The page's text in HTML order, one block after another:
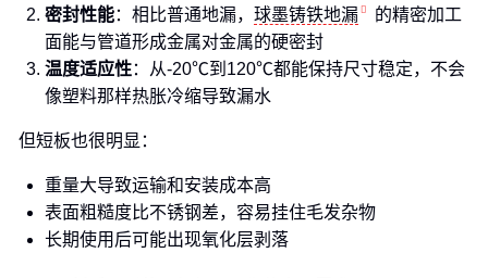
密封性能：相比普通地漏， 球墨铸铁地漏
的精密加工
面能与管道形成金属对金属的硬密封
温度适应性：从-20℃到120℃都能保持尺寸稳定，不会
像塑料那样热胀冷缩导致漏水
但短板也很明显：
重量大导致运输和安装成本高
表面粗糙度比不锈钢差，容易挂住毛发杂物
长期使用后可能出现氧化层剥落